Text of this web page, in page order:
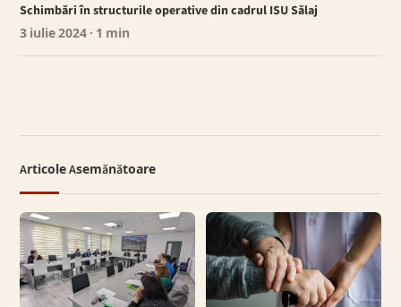
Schimbări în structurile operative din cadrul ISU Sălaj
3 iulie 2024 · 1 min
Articole Asemănătoare